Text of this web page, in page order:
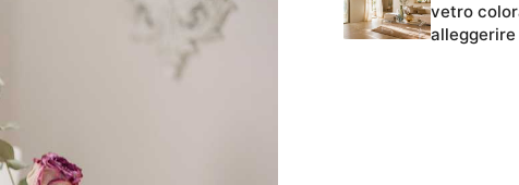
vetro
alleggerire